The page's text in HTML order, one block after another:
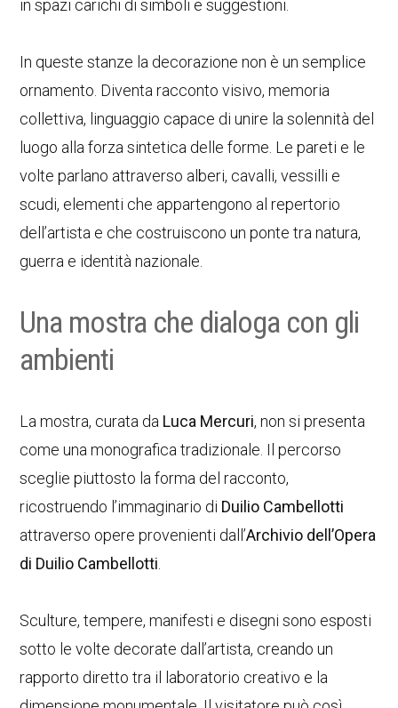
in spazi carichi di simboli e suggestioni.
In queste stanze la decorazione non è un semplice
ornamento. Diventa racconto visivo, memoria
collettiva, linguaggio capace di unire la solennità del
luogo alla forza sintetica delle forme. Le pareti e le
volte parlano attraverso alberi, cavalli, vessilli e
scudi, elementi che appartengono al repertorio
dell’artista e che costruiscono un ponte tra natura,
guerra e identità nazionale.
Una mostra che dialoga con gli
ambienti
La mostra, curata da Luca Mercuri, non si presenta
come una monografica tradizionale. Il percorso
sceglie piuttosto la forma del racconto,
ricostruendo l’immaginario di Duilio Cambellotti
attraverso opere provenienti dall’Archivio dell’Opera
di Duilio Cambellotti
Sculture, tempere, manifesti e disegni sono esposti
sotto le volte decorate dall’artista, creando un
rapporto diretto tra il laboratorio creativo e la